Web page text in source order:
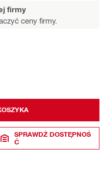
firmy
ceny firmy.
SPRAWDŹ DOSTĘPNOŚ
Ć